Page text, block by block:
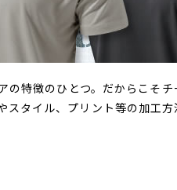
の特徴のひとつ。だからこそ
タイル、プリント等の加工